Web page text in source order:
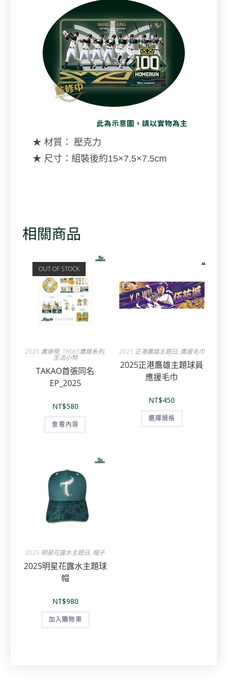
★ 材質： 壓克力
★ 尺寸：組裝後約15×7.5×7.5cm
相關商品
OUT OF STOCK
2025 鷹樂祭, TAKAO鷹雄系列,
生活小物
TAKAO首張同名
EP_2025
NT$580
查看內容
2025 正港鷹雄主題日, 鷹援毛巾
2025正港鷹雄主題球員
應援毛巾
NT$450
選擇規格
2025 明星花露水主題日, 帽子
2025明星花露水主題球
帽
NT$980
加入購物車